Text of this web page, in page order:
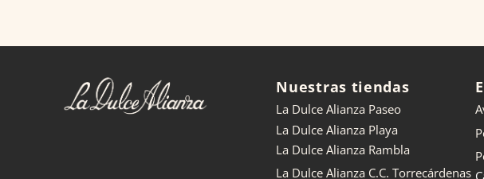
Nuestras tiendas
La Dulce Alianza Paseo
La Dulce Alianza Playa
La Dulce Alianza Rambla
La Dulce Alianza C.C. Torrecárdenas